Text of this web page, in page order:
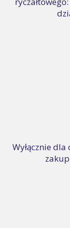
Wyłącznie